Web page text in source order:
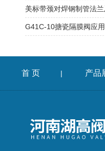
美标带颈对焊钢制管法
G41C-10搪瓷隔膜阀应
首 页 | 产品